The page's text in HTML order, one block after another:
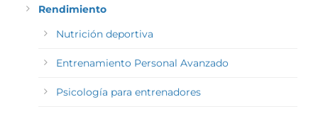
Rendimiento
Nutrición deportiva
Entrenamiento Personal Avanzado
Psicología para entrenadores